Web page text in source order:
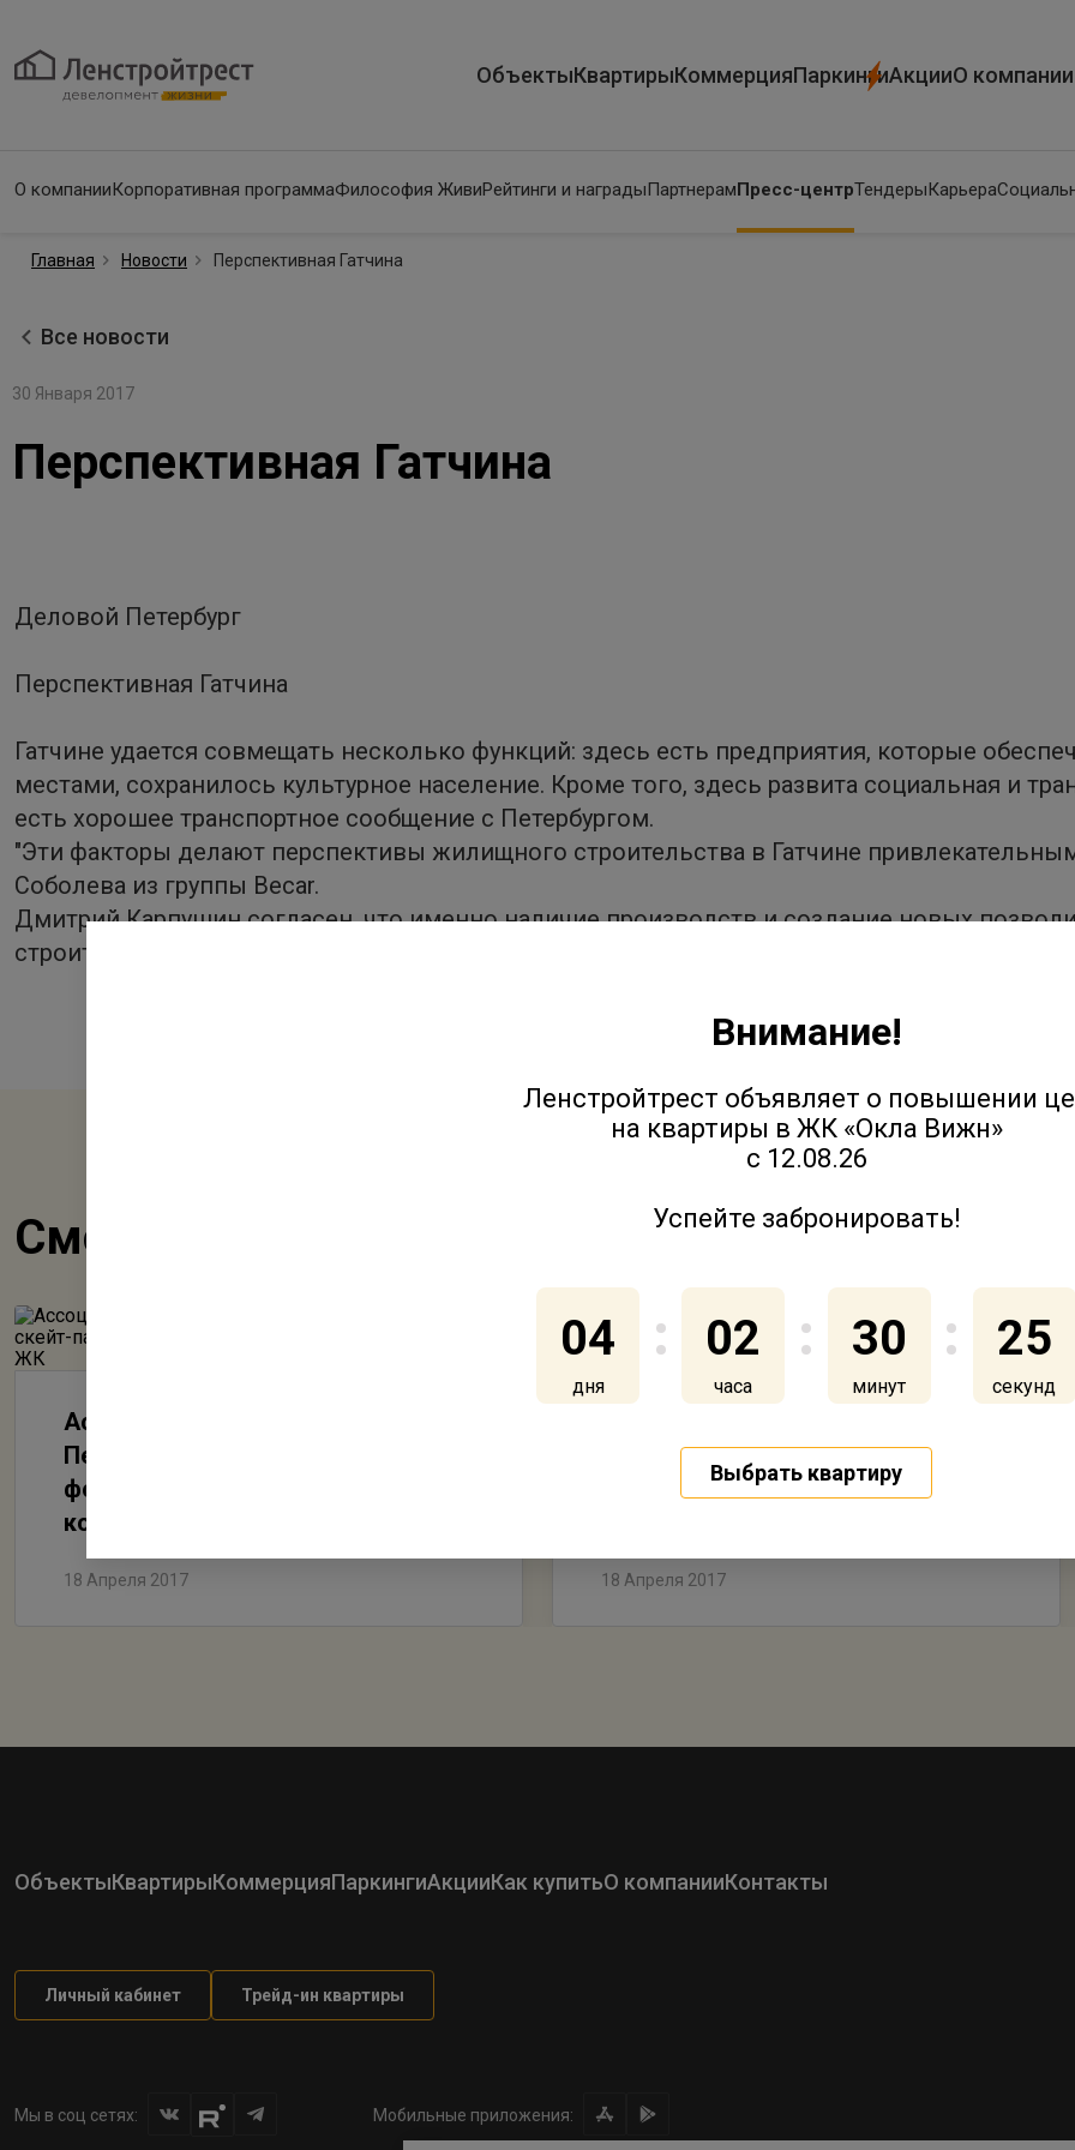
ОбъектыКвартирыКоммерцияПаркингиАкцииО компании
О компанииКорпоративная программаФилософия ЖивиРейтинги и наградыПартнерамПресс-центрТендерыКарьера
Главная Новости Перспективная Гатчина
Все новости
30 Января 2017
Перспективная Гатчина
Деловой Петербург
Перспективная Гатчина
Гатчине удается совмещать несколько функций: здесь есть предприятия, которые
местами, сохранилось культурное население. Кроме того, здесь развита социальная и
есть хорошее транспортное сообщение с Петербургом.
"Эти факторы делают перспективы жилищного строительства в Гатчине
Соболева из группы Becar.
Дмитрий Карпушин согласен, что именно наличие производств и создание новых
строительству в Гатчине.
Смотрите также
Ассоциация риэлторов Санкт-
Петербурга. Wi Fi, скейт-парк,
фонтаны: как устроены дворы
комфортных ЖК
18 Апреля 2017
Квартиры от Ленстройтреста:
яркая Гатчина
18 Апреля 2017
ОбъектыКвартирыКоммерцияПаркингиАкцииКак купитьО компанииКонтакты
Личный кабинет Трейд-ин квартиры
Мы в соц сетях: Мобильные приложения:
Внимание!
Ленстройтрест объявляет о повышении
на квартиры в ЖК «Окла Вижн»
с 12.08.26
Успейте забронировать!
04
дня
02
часа
30
минут
25
секунд
Выбрать квартиру